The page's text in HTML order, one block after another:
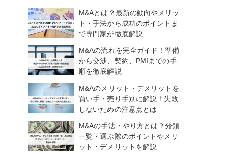
M&Aとは？最新の動向やメリッ
ト・手法から成功のポイントま
で専門家が徹底解説
M&Aの流れを完全ガイド！準備
から交渉、契約、PMIまでの手
順を徹底解説
M&Aのメリット・デメリットを
買い手・売り手別に解説！失敗
しないための注意点とは
M&Aの手法・やり方とは？分類
一覧・選ぶ際のポイントやメリ
ット・デメリットを解説